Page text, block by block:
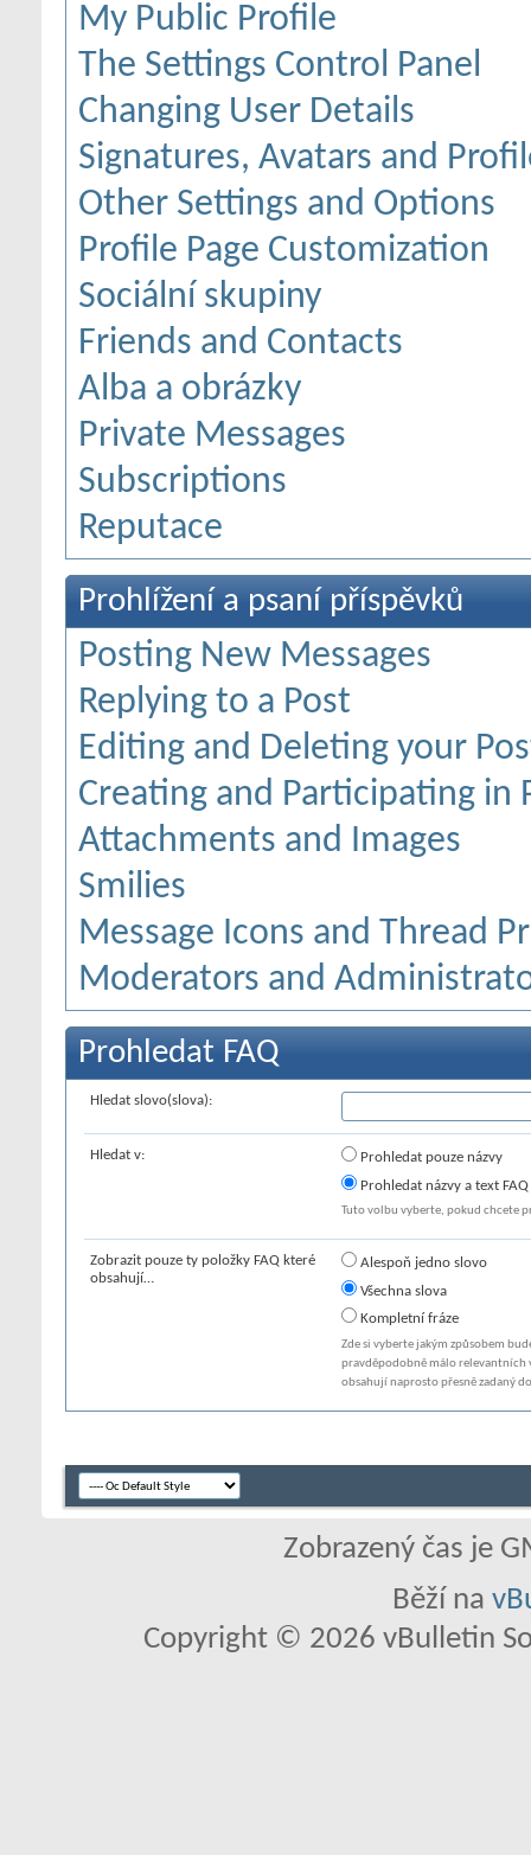
My Public Profile
The Settings Control Panel
Changing User Details
Signatures, Avatars and
Other Settings and Options
Profile Page Customization
Sociální skupiny
Friends and Contacts
Alba a obrázky
Private Messages
Subscriptions
Reputace
Prohlížení a psaní příspěvků
Posting New Messages
Replying to a Post
Editing and Deleting your
Creating and Participating in
Attachments and Images
Smilies
Message Icons and Thread
Moderators and
Prohledat FAQ
Hledat slovo(slova):
Hledat v:
Prohledat pouze názvy
Prohledat názvy a text FAQ
Tuto volbu vyberte, pokud chcete
Zobrazit pouze ty položky FAQ které
obsahují…
Alespoň jedno slovo
Všechna slova
Kompletní fráze
Zde si vyberte jakým způsobem
pravděpodobně málo relevantních
obsahují naprosto přesně zadaný
Zobrazený čas je
Běží na
Copyright © 2026 vBulletin